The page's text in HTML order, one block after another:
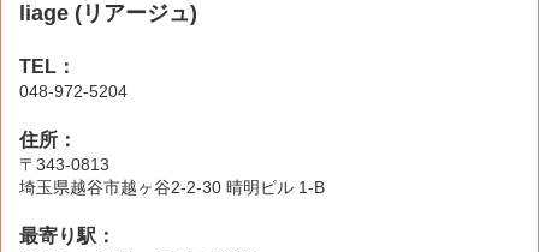
liage (リアージュ)
TEL：
048-972-5204
住所：
〒343-0813
埼玉県越谷市越ヶ谷2-2-30 晴明ビル 1-B
最寄り駅：